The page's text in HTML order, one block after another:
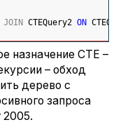
JOIN CTEQuery2 ON
назначение CTE –
– обход
дерево с
запроса
2005.